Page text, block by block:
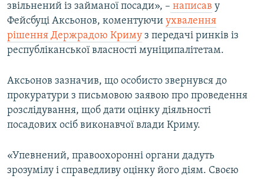
звільнений із займаної посади», – написав у
Фейсбуці Аксьонов, коментуючи ухвалення
рішення Держрадою Криму з передачі ринків із
республіканської власності муніципалітетам.
Аксьонов зазначив, що особисто звернувся до
прокуратури з письмовою заявою про проведення
розслідування, щоб дати оцінку діяльності
посадових осіб виконавчої влади Криму.
«Упевнений, правоохоронні органи дадуть
зрозумілу і справедливу оцінку його діям. Своєю